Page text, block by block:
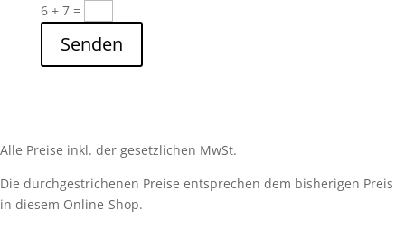
6 + 7=
Senden
Alle Preise inkl. der gesetzlichen MwSt.
Die durchgestrichenen Preise entsprechen dem bisherigen Preis
in diesem Online-Shop.